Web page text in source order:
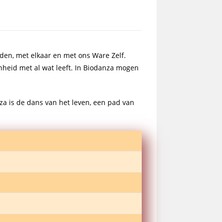
met elkaar en met ons Ware Zelf.
met al wat leeft. In Biodanza mogen
is de dans van het leven, een pad van